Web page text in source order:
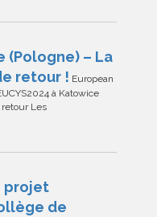
(Pologne) – La
retour ! European
à Katowice
retour Les
projet
de